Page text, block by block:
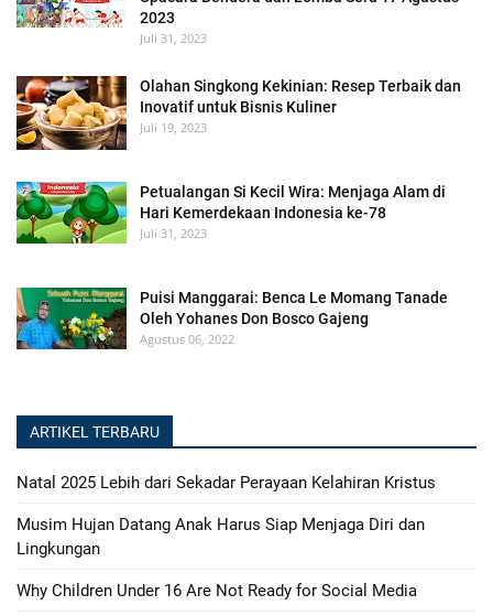
2023
Juli 31, 2023
Olahan Singkong Kekinian: Resep Terbaik dan
Inovatif untuk Bisnis Kuliner
Juli 19, 2023
Petualangan Si Kecil Wira: Menjaga Alam di
Hari Kemerdekaan Indonesia ke-78
Juli 31, 2023
Puisi Manggarai: Benca Le Momang Tanade
Oleh Yohanes Don Bosco Gajeng
Agustus 06, 2022
ARTIKEL TERBARU
Natal 2025 Lebih dari Sekadar Perayaan Kelahiran Kristus
Musim Hujan Datang Anak Harus Siap Menjaga Diri dan
Lingkungan
Why Children Under 16 Are Not Ready for Social Media